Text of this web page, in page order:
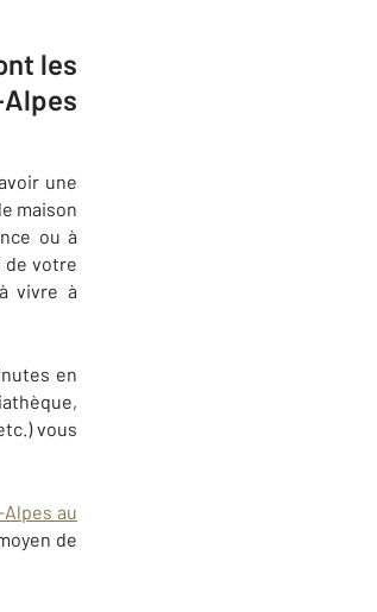
les
une
maison
ou à
de votre
vivre à
en
vous
au
de